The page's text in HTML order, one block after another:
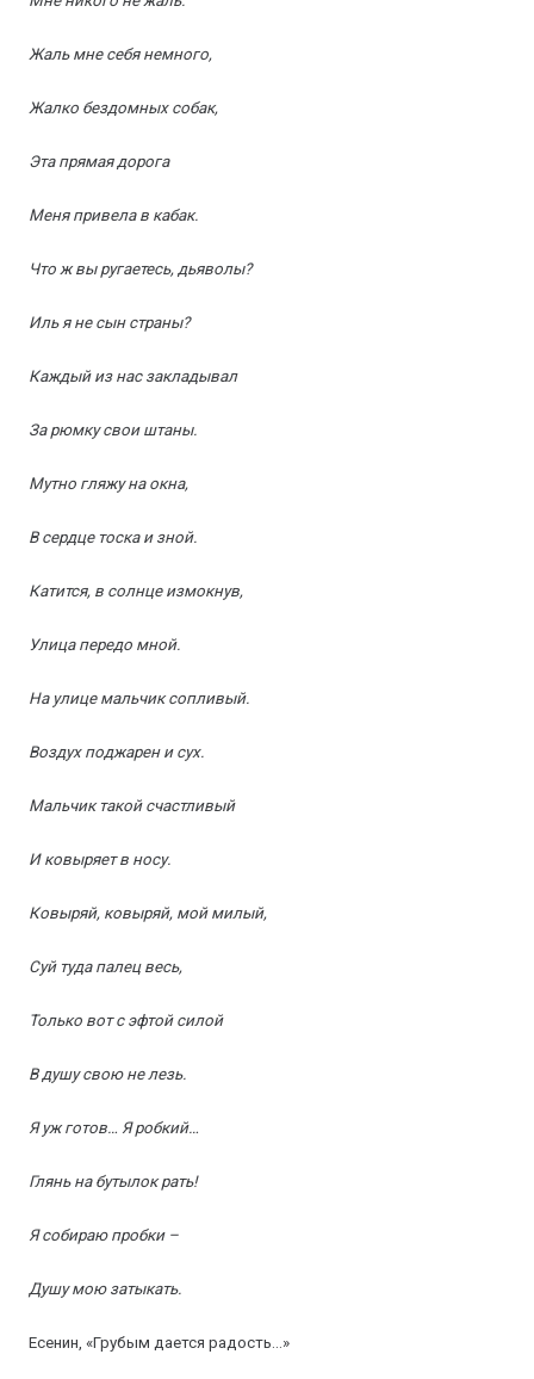
Жаль мне себя немного,
Жалко бездомных собак,
Эта прямая дорога
Меня привела в кабак.
Что ж вы ругаетесь, дьяволы?
Иль я не сын страны?
Каждый из нас закладывал
За рюмку свои штаны.
Мутно гляжу на окна,
В сердце тоска и зной.
Катится, в солнце измокнув,
Улица передо мной.
На улице мальчик сопливый.
Воздух поджарен и сух.
Мальчик такой счастливый
И ковыряет в носу.
Ковыряй, ковыряй, мой милый,
Суй туда палец весь,
Только вот с эфтой силой
В душу свою не лезь.
Я уж готов… Я робкий…
Глянь на бутылок рать!
Я собираю пробки –
Душу мою затыкать.
Есенин, «Грубым дается радость…»